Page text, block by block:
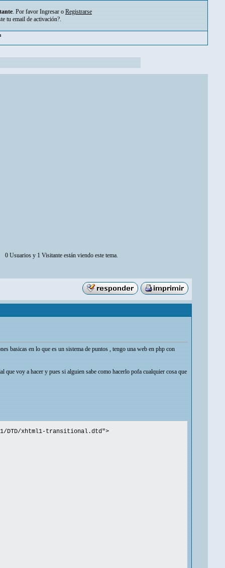
. Por favor Ingresar o Registrarse
tu email de activación?.
0 Usuarios y 1 Visitante están viendo este tema.
basicas en lo que es un sistema de puntos , tengo una web en php con
voy a hacer y pues si alguien sabe como hacerlo pofa cualquier cosa que
DTD/xhtml1-transitional.dtd">